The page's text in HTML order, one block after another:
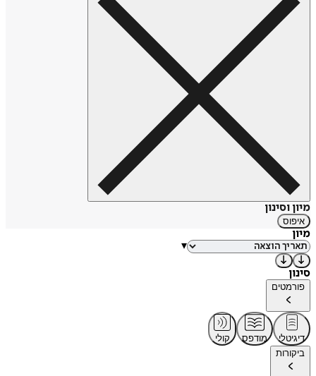
מיון וסינון
איפוס
מיון
▾
סינון
פורמטים
דיגיטלי מודפס
קולי
ביקורות